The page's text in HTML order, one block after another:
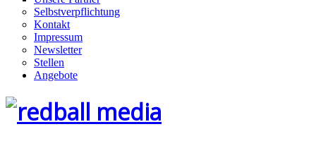
Selbstverpflichtung
Kontakt
Impressum
Newsletter
Stellen
Angebote